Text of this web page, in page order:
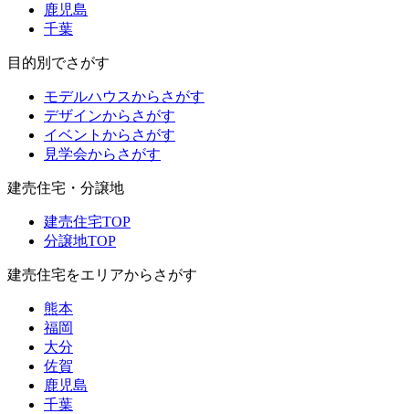
鹿児島
千葉
目的別でさがす
モデルハウスからさがす
デザインからさがす
イベントからさがす
見学会からさがす
建売住宅・分譲地
建売住宅TOP
分譲地TOP
建売住宅をエリアからさがす
熊本
福岡
大分
佐賀
鹿児島
千葉